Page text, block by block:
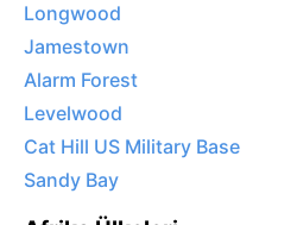
Longwood
Jamestown
Alarm Forest
Levelwood
Cat Hill US Military Base
Sandy Bay